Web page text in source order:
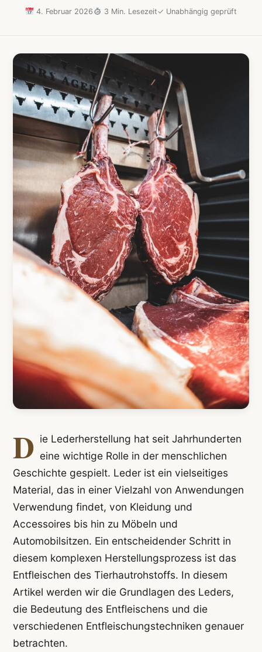
4. Februar 2026 3 Min. Lesezeit✓ Unabhängig geprüft
D ie Lederherstellung hat seit Jahrhunderten
eine wichtige Rolle in der menschlichen
Geschichte gespielt. Leder ist ein vielseitiges
Material, das in einer Vielzahl von Anwendungen
Verwendung findet, von Kleidung und
Accessoires bis hin zu Möbeln und
Automobilsitzen. Ein entscheidender Schritt in
diesem komplexen Herstellungsprozess ist das
Entfleischen des Tierhautrohstoffs. In diesem
Artikel werden wir die Grundlagen des Leders,
die Bedeutung des Entfleischens und die
verschiedenen Entfleischungstechniken genauer
betrachten.